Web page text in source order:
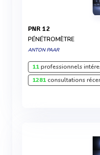
PNR 12
PÉNÉTROMÈTRE
ANTON PAAR
11professionnels
1281consultations